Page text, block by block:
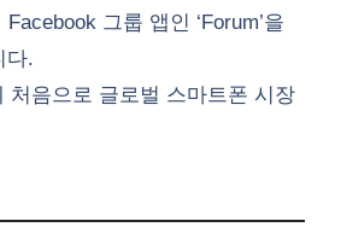
그룹 앱인 ‘Forum’을
다.
처음으로 글로벌 스마트폰 시장